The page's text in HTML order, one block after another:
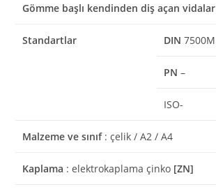
Gömme başlı kendinden diş açan vidalar
Standartlar DIN 7500M
PN –
ISO-
Malzeme ve sınıf: çelik / A2 / A4
Kaplama : elektrokaplama çinko [ZN]